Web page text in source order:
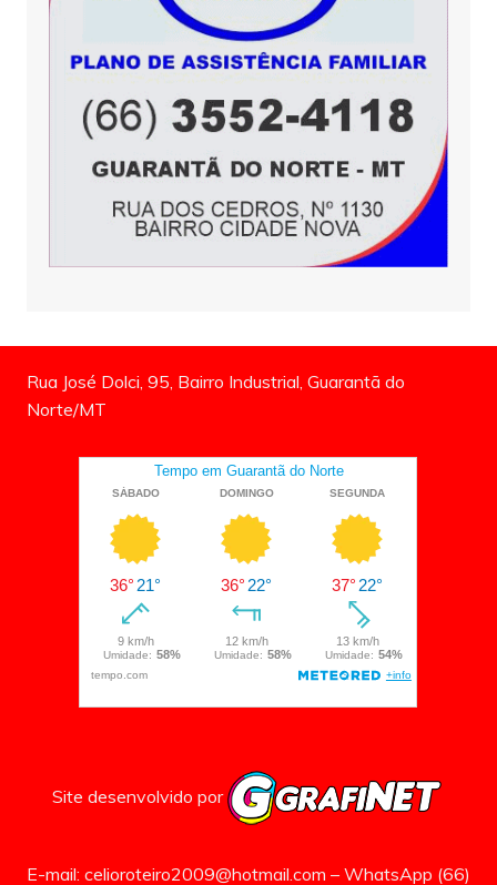
Rua José Dolci, 95, Bairro Industrial, Guarantã do
Norte/MT
Site desenvolvido por
E-mail: celioroteiro2009@hotmail.com – WhatsApp (66)